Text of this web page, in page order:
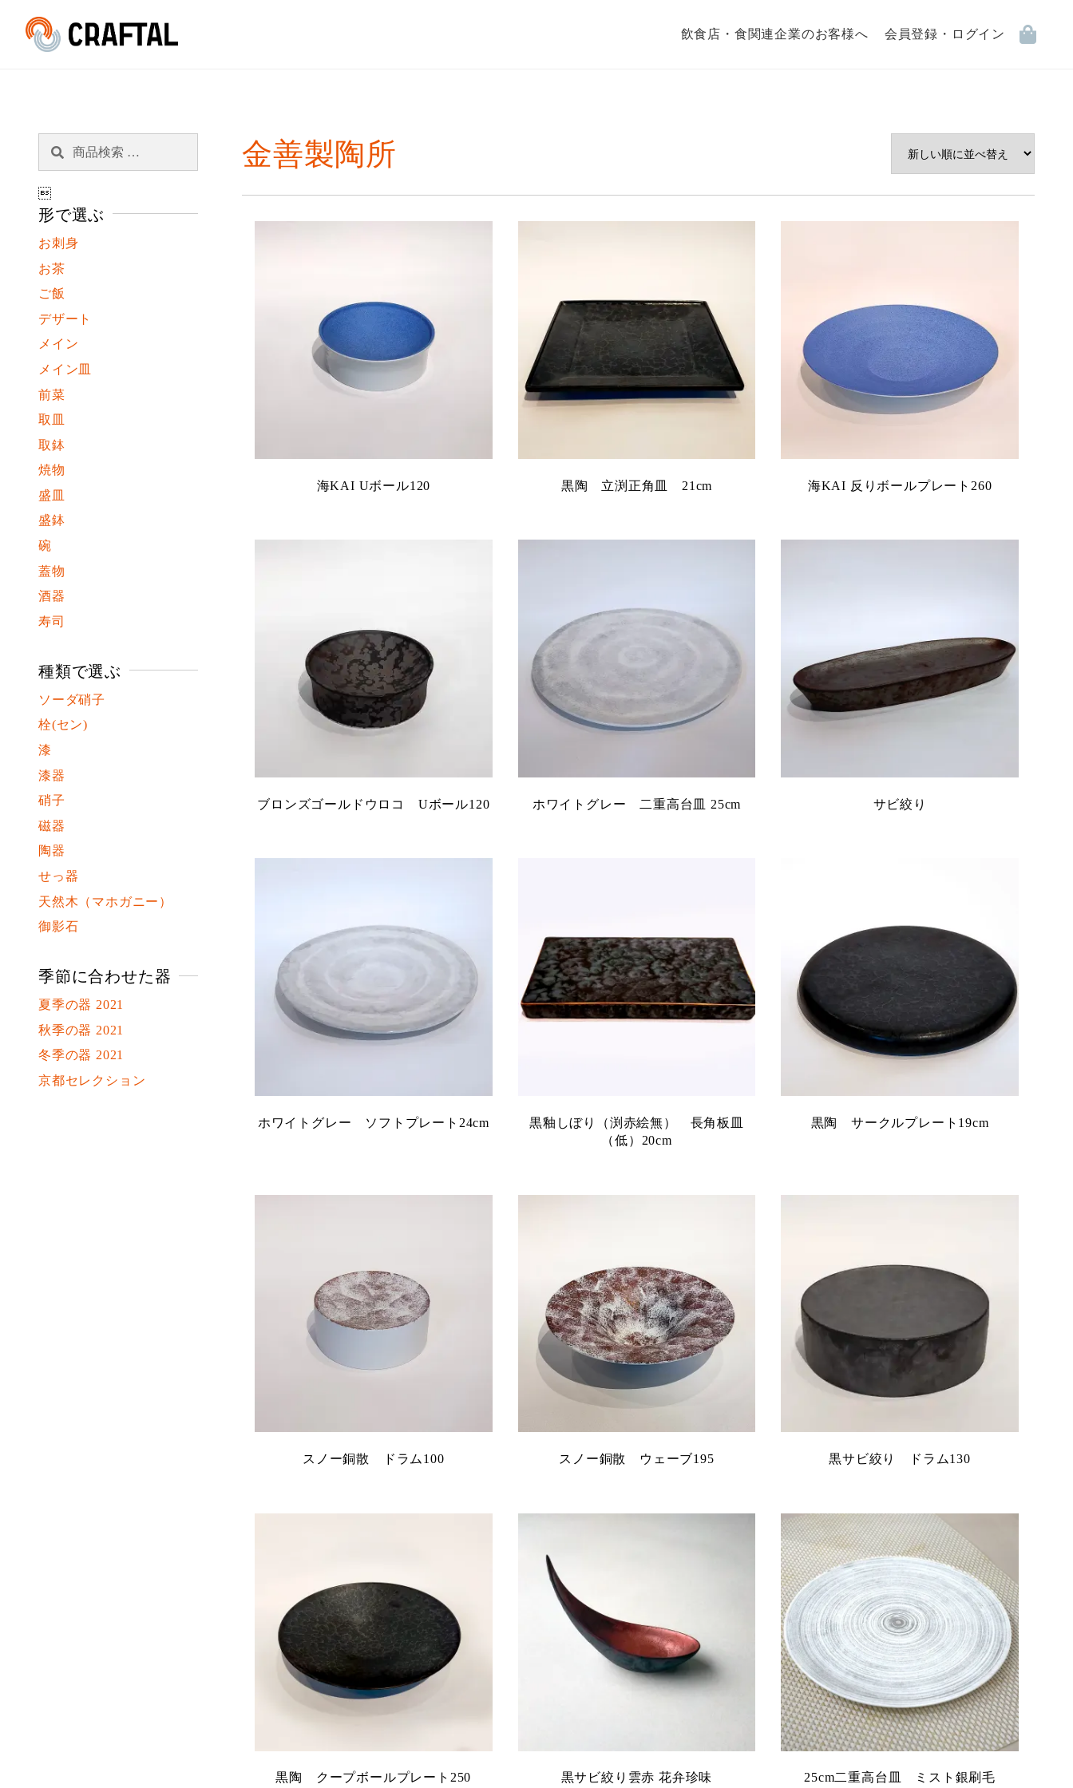
飲食店・食関連企業のお客様へ 会員登録・ログイン
金善製陶所
海KAI Uボール120 黒陶 立渕正角皿 21cm 海KAI 反りボールプレート260
ブロンズゴールドウロコ Uボール120 ホワイトグレー 二重高台皿 25cm サビ絞り
ホワイトグレー ソフトプレート24cm
黒釉しぼり（渕赤絵無） 長角板皿
（低）20cm
黒陶 サークルプレート19cm
スノー銅散 ドラム100 スノー銅散 ウェーブ195 黒サビ絞り ドラム130
黒陶 クープボールプレート250 黒サビ絞り雲赤 花弁珍味 25cm二重高台皿 ミスト銀刷毛
象:

形で選ぶ
お刺身
お茶
ご飯
デザート
メイン
メイン皿
前菜
取皿
取鉢
焼物
盛皿
盛鉢
碗
蓋物
酒器
寿司
種類で選ぶ
ソーダ硝子
栓(セン)
漆
漆器
硝子
磁器
陶器
せっ器
天然木（マホガニー）
御影石
季節に合わせた器
夏季の器 2021
秋季の器 2021
冬季の器 2021
京都セレクション